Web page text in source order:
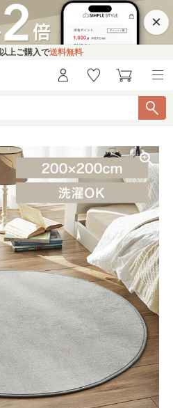
×
以上ご購入で送料無料